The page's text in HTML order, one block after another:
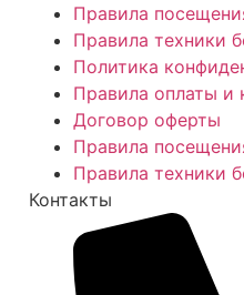
Правила
Правила техники
Политика
Правила оплаты и
Договор оферты
Правила
Правила техники
Контакты